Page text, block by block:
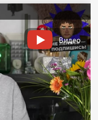
Видео